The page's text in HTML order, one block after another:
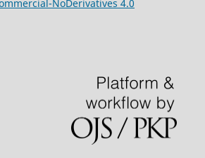
NoDerivatives 4.0